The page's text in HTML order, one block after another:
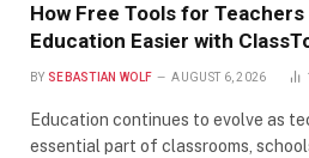
How Free Tools for
Education Easier with
BY SEBASTIAN WOLF AUGUST 6, 2026 1
Education continues to evolve as
essential part of classrooms,